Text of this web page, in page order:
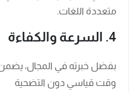
متعددة اللغات.
4. السرعة والكفاءة
بفضل خبرته في المجال، يضمن
وقت قياسي دون التضحية